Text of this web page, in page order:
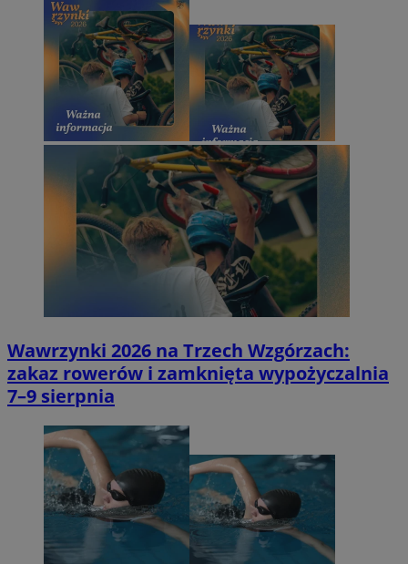
Wawrzynki 2026 na Trzech Wzgórzach:
zakaz rowerów i zamknięta wypożyczalnia
7–9 sierpnia